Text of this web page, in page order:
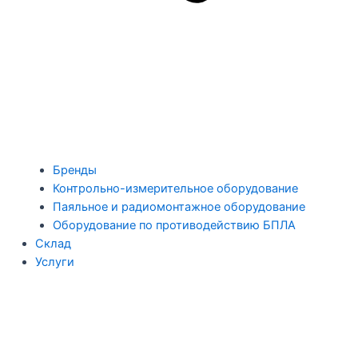
Бренды
Контрольно-измерительное оборудование
Паяльное и радиомонтажное оборудование
Оборудование по противодействию БПЛА
Склад
Услуги